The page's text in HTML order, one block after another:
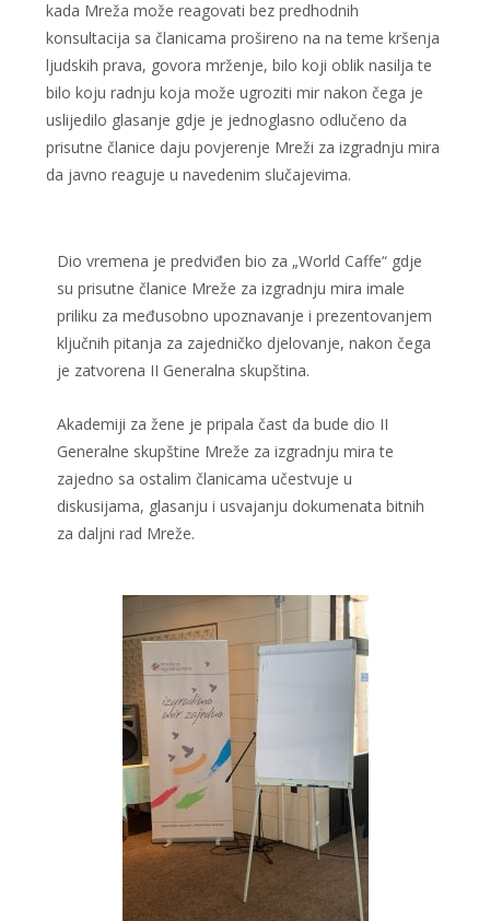
kada Mreža može reagovati bez predhodnih
konsultacija sa članicama prošireno na na teme kršenja
ljudskih prava, govora mrženje, bilo koji oblik nasilja te
bilo koju radnju koja može ugroziti mir nakon čega je
uslijedilo glasanje gdje je jednoglasno odlučeno da
prisutne članice daju povjerenje Mreži za izgradnju mira
da javno reaguje u navedenim slučajevima.
Dio vremena je predviđen bio za „World Caffe“ gdje
su prisutne članice Mreže za izgradnju mira imale
priliku za međusobno upoznavanje i prezentovanjem
ključnih pitanja za zajedničko djelovanje, nakon čega
je zatvorena II Generalna skupština.
Akademiji za žene je pripala čast da bude dio II
Generalne skupštine Mreže za izgradnju mira te
zajedno sa ostalim članicama učestvuje u
diskusijama, glasanju i usvajanju dokumenata bitnih
za daljni rad Mreže.